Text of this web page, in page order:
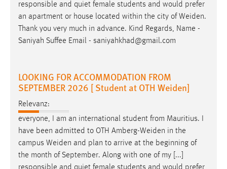
responsible and quiet female students and would prefer
an apartment or house located within the city ofWeiden.
Thank you very much in advance. Kind Regards, Name -
Saniyah Suffee Email - saniyahkhad@gmail.com
LOOKING FOR ACCOMMODATION FROM
SEPTEMBER 2026 [ Student at OTH Weiden]
Relevanz:
everyone, I am an international student from Mauritius. I
have been admitted to OTH Amberg-Weiden in the
campus Weiden and plan to arrive at the beginning of
the month of September. Along with one of my [...]